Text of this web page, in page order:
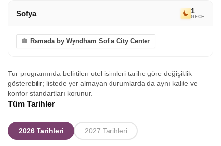
Sofya 1
GECE
Ramada by Wyndham Sofia City Center
Tur programında belirtilen otel isimleri tarihe göre değişiklik
gösterebilir; listede yer almayan durumlarda da aynı kalite ve
konfor standartları korunur.
Tüm Tarihler
2026 Tarihleri 2027 Tarihleri